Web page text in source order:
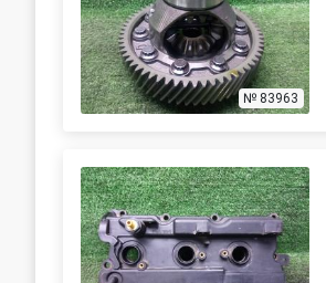
№ 83963